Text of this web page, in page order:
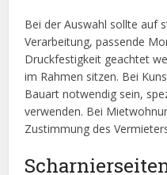
Bei der Auswahl sollte auf
Verarbeitung, passende
Druckfestigkeit geachtet
im Rahmen sitzen. Bei
Bauart notwendig sein,
verwenden. Bei
Zustimmung des